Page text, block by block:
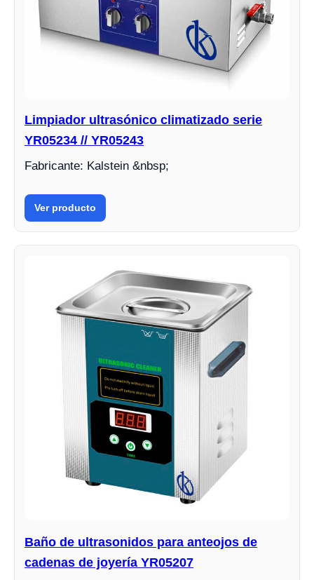
Limpiador ultrasónico climatizado serie
YR05234 // YR05243
Fabricante: Kalstein &nbsp;
Ver producto
Baño de ultrasonidos para anteojos de
cadenas de joyería YR05207